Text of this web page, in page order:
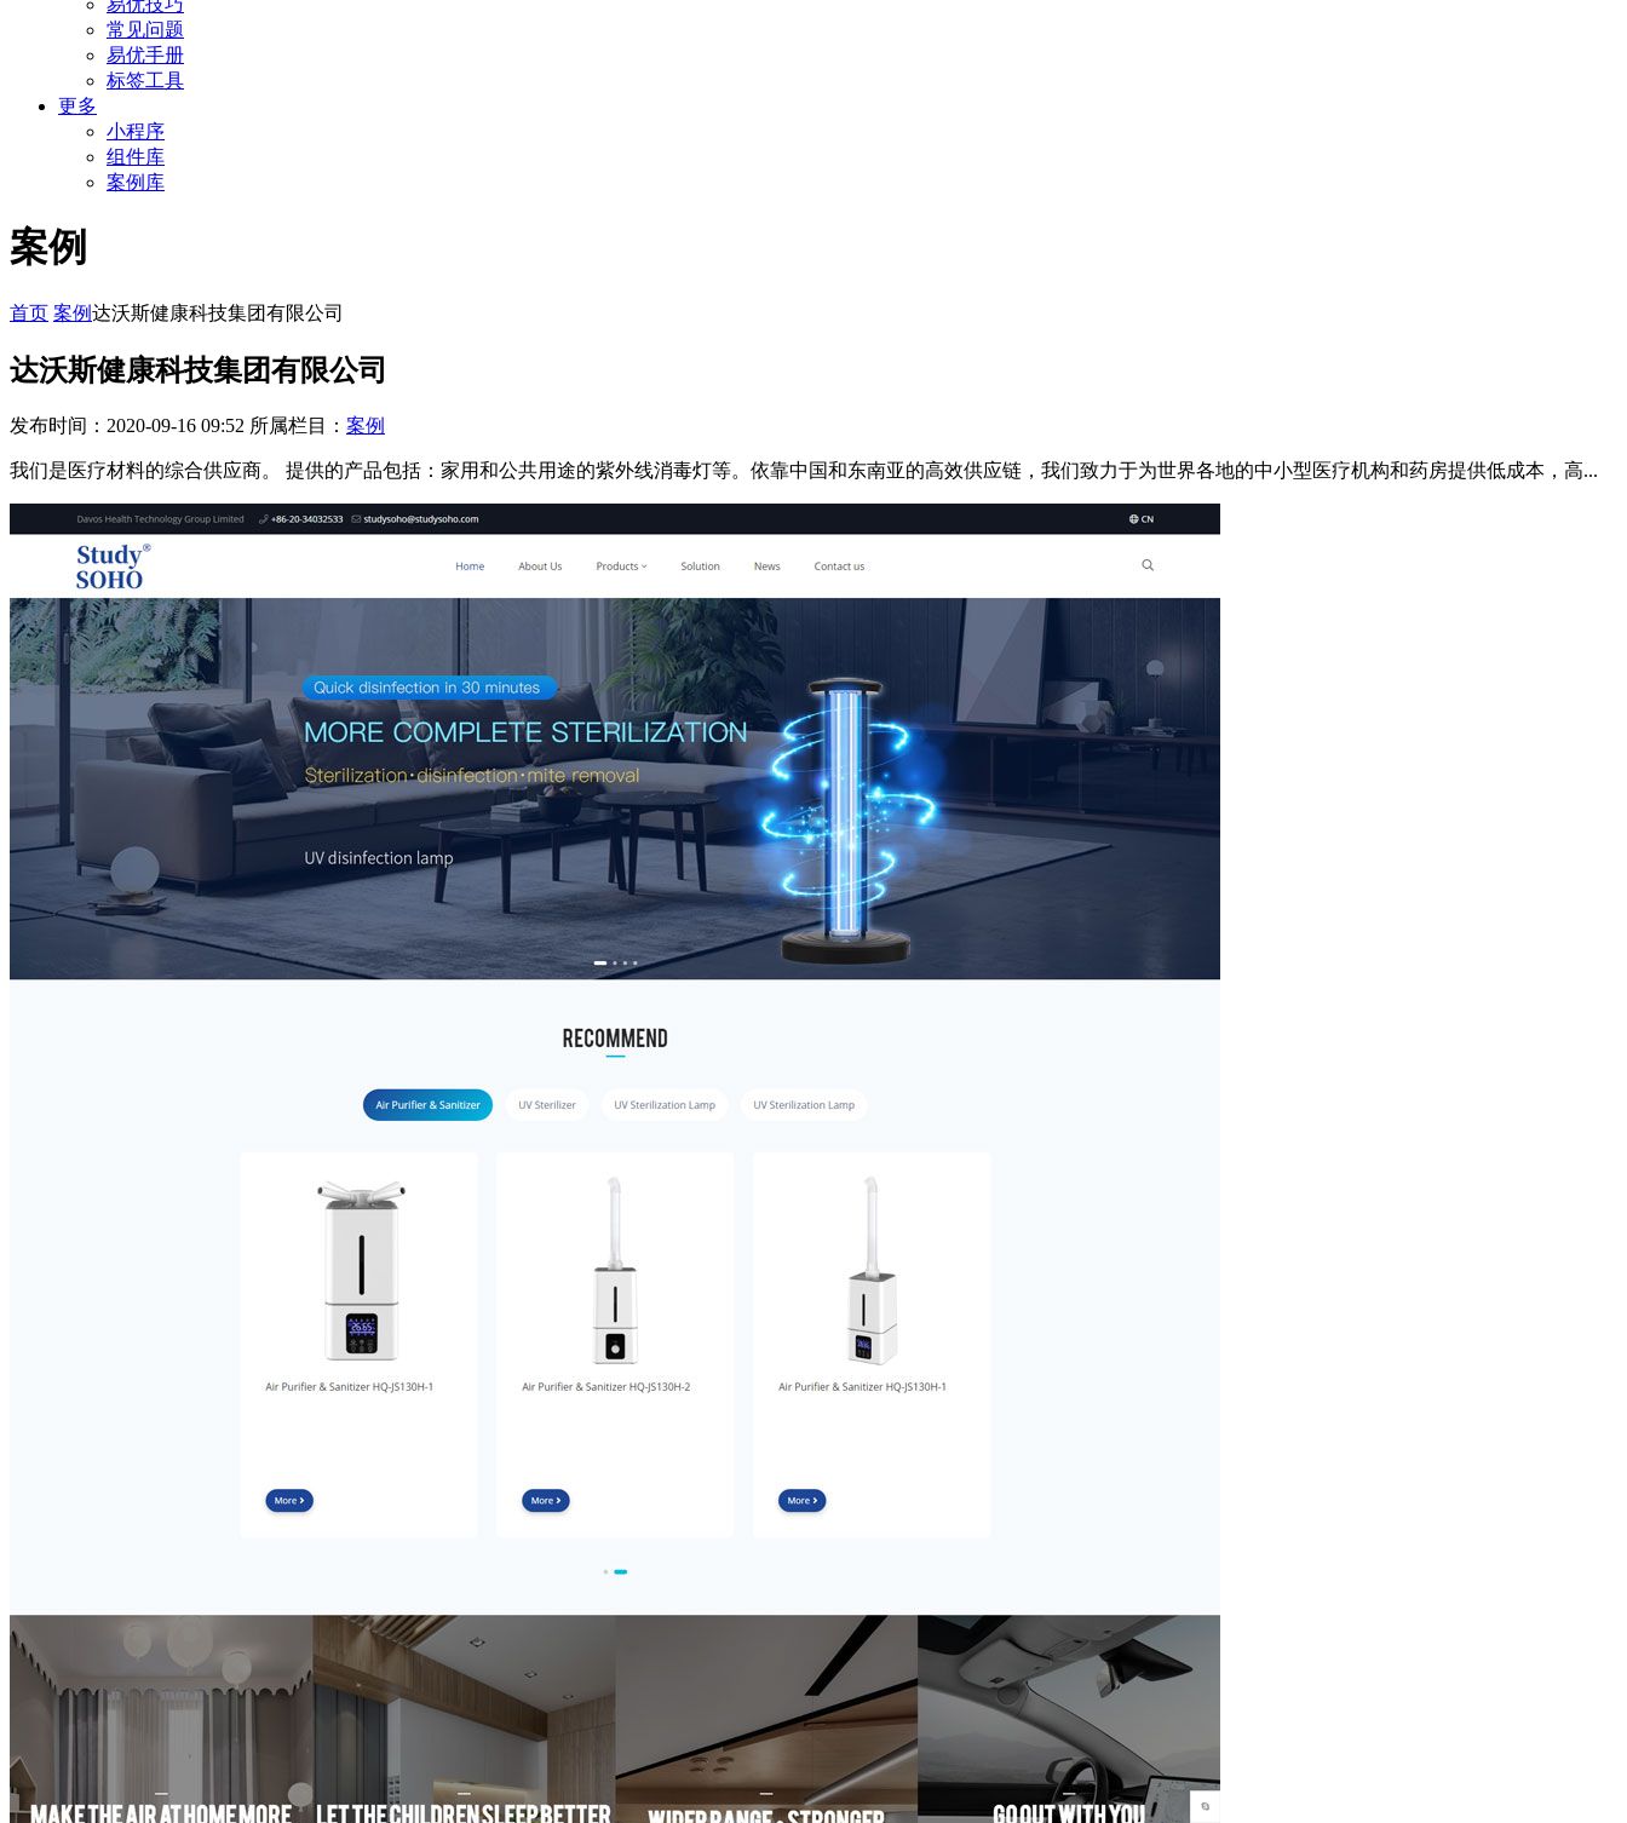
易优技巧
常见问题
易优手册
标签工具
更多
小程序
组件库
案例库
案例
首页 案例达沃斯健康科技集团有限公司
达沃斯健康科技集团有限公司
发布时间：2020-09-16 09:52 所属栏目： 案例
我们是医疗材料的综合供应商。 提供的产品包括：家用和公共用途的紫外线消毒灯等。依靠中国和东南亚的高效供应链，我们致力于为世界各地的中小型医疗机构和药房提供低成本，高...